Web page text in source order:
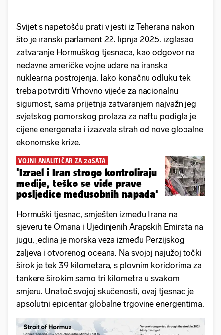
Svijet s napetošću prati vijesti iz Teherana nakon
što je iranski parlament 22. lipnja 2025. izglasao
zatvaranje Hormuškog tjesnaca, kao odgovor na
nedavne američke vojne udare na iranska
nuklearna postrojenja. Iako konačnu odluku tek
treba potvrditi Vrhovno vijeće za nacionalnu
sigurnost, sama prijetnja zatvaranjem najvažnijeg
svjetskog pomorskog prolaza za naftu podigla je
cijene energenata i izazvala strah od nove globalne
ekonomske krize.
VOJNI ANALITIČAR ZA 24SATA
'Izrael i Iran strogo kontroliraju
medije, teško se vide prave
posljedice međusobnih napada'
Hormuški tjesnac, smješten između Irana na
sjeveru te Omana i Ujedinjenih Arapskih Emirata na
jugu, jedina je morska veza između Perzijskog
zaljeva i otvorenog oceana. Na svojoj najužoj točki
širok je tek 39 kilometara, s plovnim koridorima za
tankere širokim samo tri kilometra u svakom
smjeru. Unatoč svojoj skučenosti, ovaj tjesnac je
apsolutni epicentar globalne trgovine energentima.